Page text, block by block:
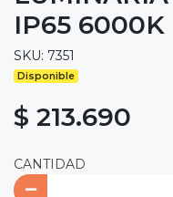
IP65 6000K
SKU: 7351
Disponible
$ 213.690
CANTIDAD